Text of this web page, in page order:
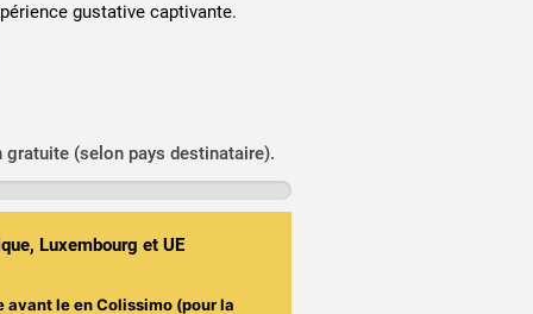
gustative captivante.
gratuite (selon pays destinataire).
Luxembourg et UE
avant leen Colissimo (pour la